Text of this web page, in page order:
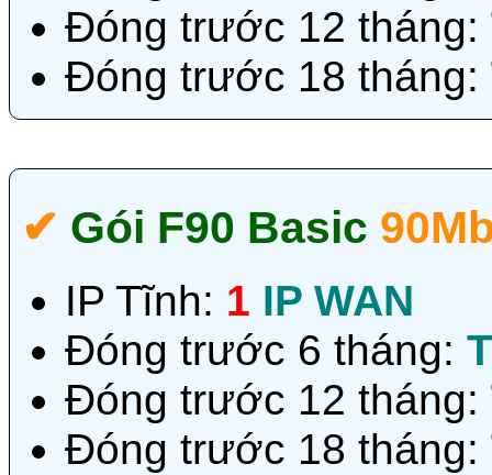
Đóng trước 12 tháng:
Đóng trước 18 tháng:
✔‎ Gói F90 Basic
IP Tĩnh: 1 IP WAN
Đóng trước 6 tháng:
Đóng trước 12 tháng:
Đóng trước 18 tháng: